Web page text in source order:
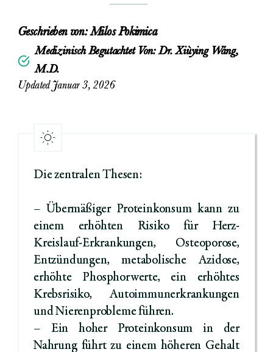
Geschrieben von:Milos Pokimica
Medizinisch Begutachtet Von: Dr. Xiùying Wáng,
M.D.
Updated Januar 3, 2026
Die zentralen Thesen:
– Übermäßiger Proteinkonsum kann zu
einem erhöhten Risiko für Herz-
Kreislauf-Erkrankungen, Osteoporose,
Entzündungen, metabolische Azidose,
erhöhte Phosphorwerte, ein erhöhtes
Krebsrisiko, Autoimmunerkrankungen
und Nierenprobleme führen.
– Ein hoher Proteinkonsum in der
Nahrung führt zu einem höheren Gehalt